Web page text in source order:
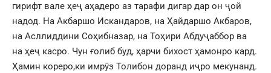
гирифт вале ҳеҷ аҳадеро аз тарафи дигар дар он ҷой
надод. На Акбаршо Искандаров, на Ҳайдаршо Акбаров,
на Асллиддини Соҳибназар, на Тоҳири Абдуҷаббор ва
на ҳеҷ касро. Чун ғолиб буд, ҳарчи бихост ҳамонро кард.
Ҳамин кореро,ки имрӯз Толибон доранд иҷро мекунанд.